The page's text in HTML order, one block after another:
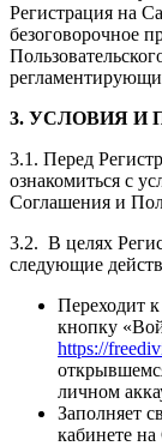
Регистрация на
безоговорочное
3. УСЛОВИЯ И
3.1. Перед
ознакомиться с
Соглашения и
3.2. В целях
следующие
Переходит
кнопку
https://
личном
Заполняет
кабинете на